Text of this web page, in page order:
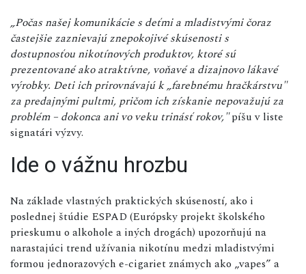
„Počas našej komunikácie s deťmi a mladistvými čoraz
častejšie zaznievajú znepokojivé skúsenosti s
dostupnosťou nikotínových produktov, ktoré sú
prezentované ako atraktívne, voňavé a dizajnovo lákavé
výrobky. Deti ich prirovnávajú k „farebnému hračkárstvu"
za predajnými pultmi, pričom ich získanie nepovažujú za
problém – dokonca ani vo veku trinásť rokov,"píšu v liste
signatári výzvy.
Ide o vážnu hrozbu
Na základe vlastných praktických skúseností, ako i
poslednej štúdie ESPAD (Európsky projekt školského
prieskumu o alkohole a iných drogách) upozorňujú na
narastajúci trend užívania nikotínu medzi mladistvými
formou jednorazových e-cigariet známych ako „vapes” a